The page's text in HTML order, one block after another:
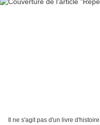
Il ne s'agit pas d'un livre